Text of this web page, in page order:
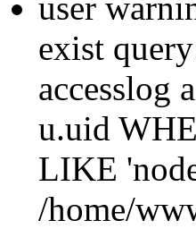
exist
accesslog
u.uid
LIKE
/home/